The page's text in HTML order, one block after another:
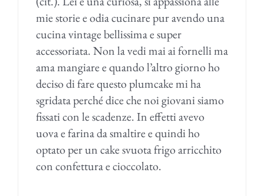
mie storie e odia cucinare pur avendo una
cucina vintage bellissima e super
accessoriata. Non la vedi mai ai fornelli ma
ama mangiare e quando l’altro giorno ho
deciso di fare questo plumcake mi ha
sgridata perché dice che noi giovani siamo
fissati con le scadenze. In effetti avevo
uova e farina da smaltire e quindi ho
optato per un cake svuota frigo arricchito
con confettura e cioccolato.